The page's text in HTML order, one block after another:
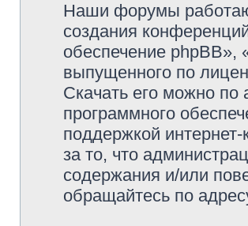
Наши форумы
создания
обеспечение phpBB»,
выпущенного по
Скачать его можно по
программного
поддержкой
за то, что
содержания и/или
обращайтесь по